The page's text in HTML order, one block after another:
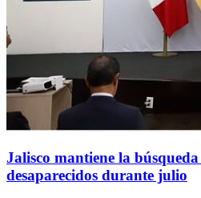
Jalisco mantiene la búsqueda
desaparecidos durante julio